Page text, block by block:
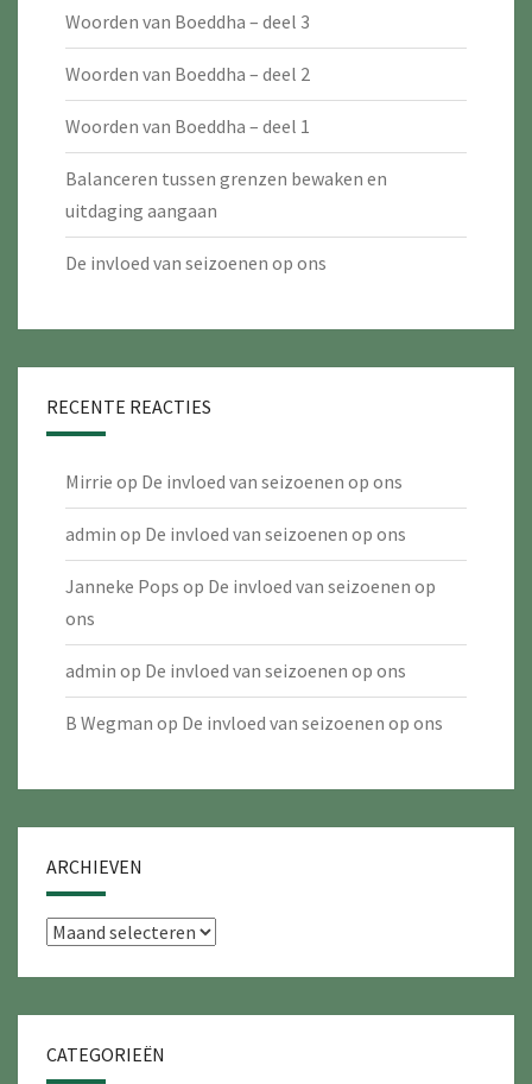
Woorden van Boeddha – deel 3
Woorden van Boeddha – deel 2
Woorden van Boeddha – deel 1
Balanceren tussen grenzen bewaken en
uitdaging aangaan
De invloed van seizoenen op ons
RECENTE REACTIES
Mirrie op De invloed van seizoenen op ons
admin op De invloed van seizoenen op ons
Janneke Pops op De invloed van seizoenen op
ons
admin op De invloed van seizoenen op ons
B Wegman op De invloed van seizoenen op ons
ARCHIEVEN
Archieven
CATEGORIEËN